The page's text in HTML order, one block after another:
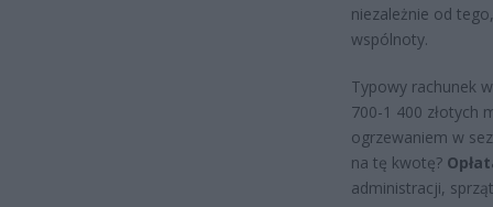
niezależnie od
wspólnoty.
Typowy rachunek
700-1 400 złotych
ogrzewaniem w
na tę kwotę?
administracji,